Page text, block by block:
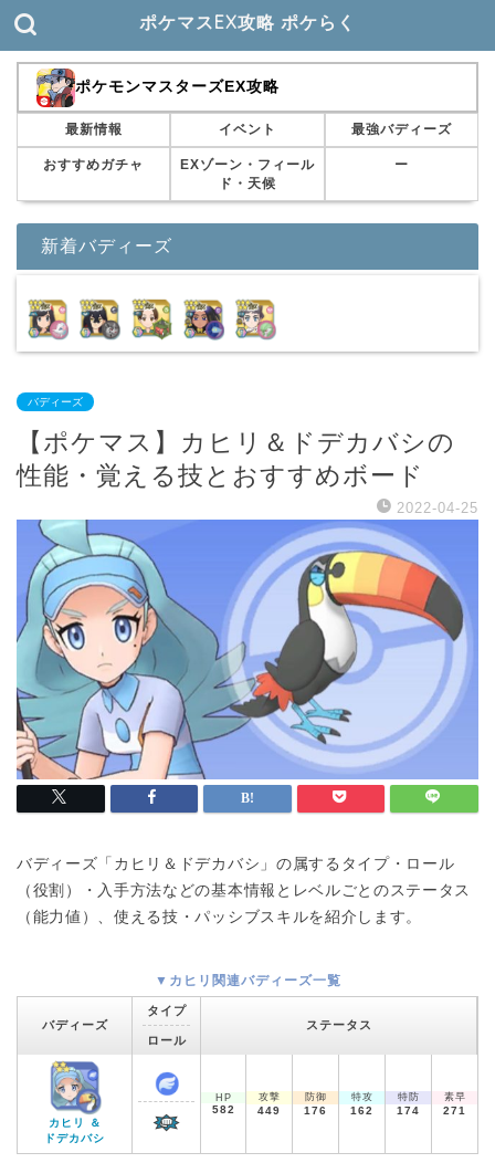
ポケマスEX攻略 ポケらく
ポケモンマスターズEX攻略
最新情報 イベント 最強バディーズ
おすすめガチャ
EXゾーン・フィール
ド・天候
ー
新着バディーズ
バディーズ
【ポケマス】カヒリ＆ドデカバシの
性能・覚える技とおすすめボード
2022-04-25
バディーズ「カヒリ＆ドデカバシ」の属するタイプ・ロール
（役割）・入手方法などの基本情報とレベルごとのステータス
（能力値）、使える技・パッシブスキルを紹介します。
▼カヒリ関連バディーズ一覧
バディーズ
タイプ
ロール
ステータス
カヒリ ＆
ドデカバシ
HP
582
攻撃
449
防御
176
特攻
162
特防
174
素早
271